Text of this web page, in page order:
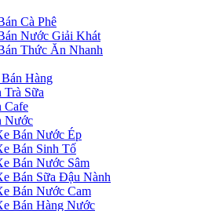
Cà Phê
Nước Giải Khát
Thức Ăn Nhanh
Hàng
Trà Sữa
Cafe
Nước
Bán Nước Ép
Bán Sinh Tố
Bán Nước Sâm
Bán Sữa Đậu Nành
Bán Nước Cam
Bán Hàng Nước